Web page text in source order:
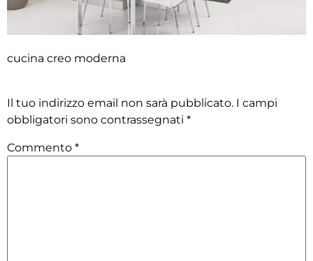
cucina creo moderna
Il tuo indirizzo email non sarà pubblicato. I campi
obbligatori sono contrassegnati *
Commento *